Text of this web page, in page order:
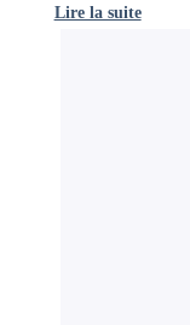
Lire la suite